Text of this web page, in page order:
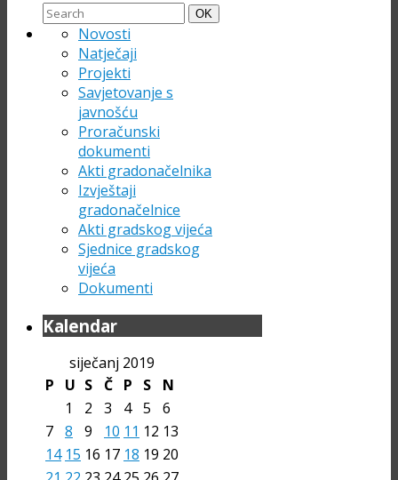
Search
for:
Search
OK
Novosti
Natječaji
Projekti
Savjetovanje s
javnošću
Proračunski
dokumenti
Akti gradonačelnika
Izvještaji
gradonačelnice
Akti gradskog vijeća
Sjednice gradskog
vijeća
Dokumenti
Kalendar
siječanj 2019
P
U S Č P S
N
1
2 3 4 5
6
7 8 9 10 11 12 13
14 15 16 17 18 19 20